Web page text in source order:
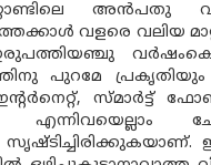
അന്‍പതു
വളരെ വലിയ
ഇരുപത്തിയഞ്ചു
പുറമേ പ്രകൃതിയും
സ്മാര്‍ട്ട്
എന്നിവയെല്ലാം